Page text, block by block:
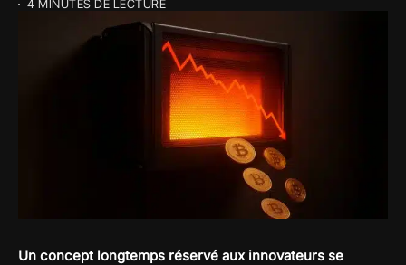
4 MINUTES DE LECTURE
Un concept longtemps réservé aux innovateurs se